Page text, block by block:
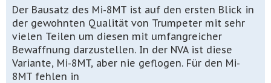
Der Bausatz des Mi-8MT ist auf den ersten Blick in
der gewohnten Qualität von Trumpeter mit sehr
vielen Teilen um diesen mit umfangreicher
Bewaffnung darzustellen. In der NVA ist diese
Variante, Mi-8MT, aber nie geflogen. Für den Mi-
8MT fehlen in